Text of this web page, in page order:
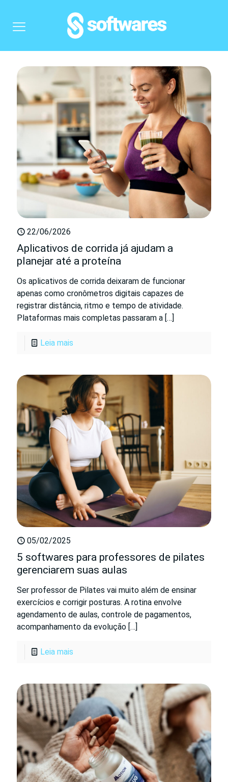
22/06/2026
Aplicativos de corrida já ajudam a
planejar até a proteína
Os aplicativos de corrida deixaram de funcionar
apenas como cronômetros digitais capazes de
registrar distância, ritmo e tempo de atividade.
Plataformas mais completas passaram a […]
Leia mais
05/02/2025
5 softwares para professores de pilates
gerenciarem suas aulas
Ser professor de Pilates vai muito além de ensinar
exercícios e corrigir posturas. A rotina envolve
agendamento de aulas, controle de pagamentos,
acompanhamento da evolução […]
Leia mais